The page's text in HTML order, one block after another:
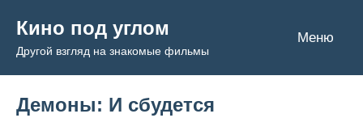
содержимому
Кино под углом
Другой взгляд на знакомые фильмы
Меню
Демоны: И сбудется